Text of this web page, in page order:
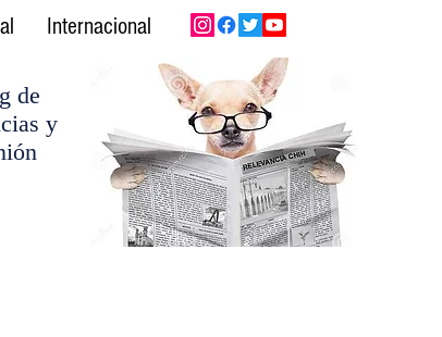
Internacional
de
y